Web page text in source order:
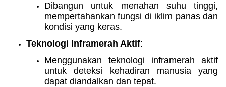
Dibangun untuk menahan suhu tinggi,
mempertahankan fungsi di iklim panas dan
kondisi yang keras.
Teknologi Inframerah Aktif:
Menggunakan teknologi inframerah aktif
untuk deteksi kehadiran manusia yang
dapat diandalkan dan tepat.